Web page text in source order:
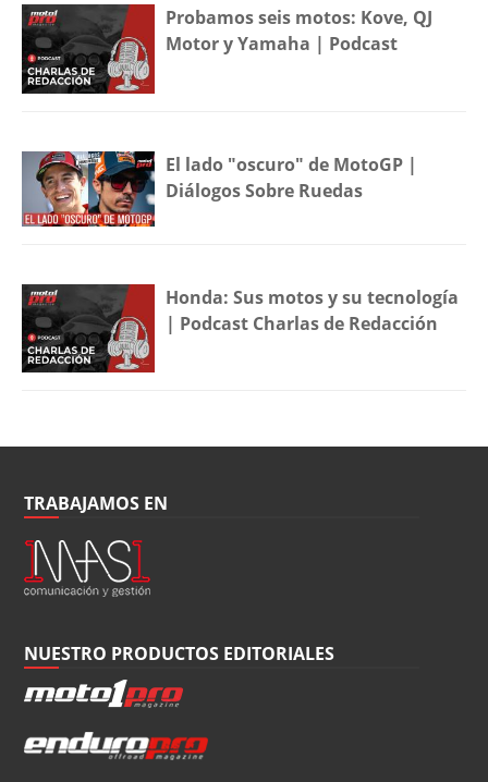
Probamos seis motos: Kove, QJ
Motor y Yamaha | Podcast
El lado "oscuro" de MotoGP |
Diálogos Sobre Ruedas
Honda: Sus motos y su tecnología
| Podcast Charlas de Redacción
TRABAJAMOS EN
NUESTRO PRODUCTOS EDITORIALES